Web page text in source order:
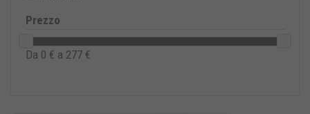
Prezzo
Da 0 € a 277€